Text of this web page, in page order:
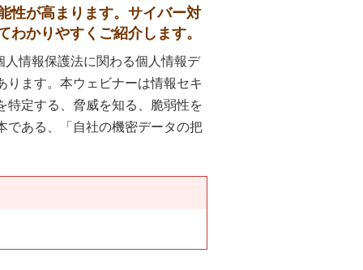
性が高まります。サイバー対
かりやすくご紹介します。
情報保護法に関わる個人情報デ
ります。本ウェビナーは情報セキ
特定する、脅威を知る、脆弱性を
である、「自社の機密データの把